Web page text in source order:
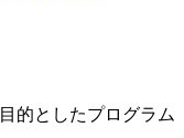
的としたプログラム